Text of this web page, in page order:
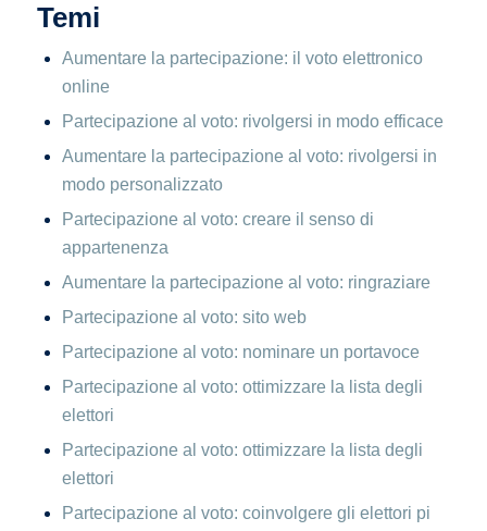
Temi
Aumentare la partecipazione: il voto elettronico
online
Partecipazione al voto: rivolgersi in modo efficace
Aumentare la partecipazione al voto: rivolgersi in
modo personalizzato
Partecipazione al voto: creare il senso di
appartenenza
Aumentare la partecipazione al voto: ringraziare
Partecipazione al voto: sito web
Partecipazione al voto: nominare un portavoce
Partecipazione al voto: ottimizzare la lista degli
elettori
Partecipazione al voto: ottimizzare la lista degli
elettori
Partecipazione al voto: coinvolgere gli elettori pi